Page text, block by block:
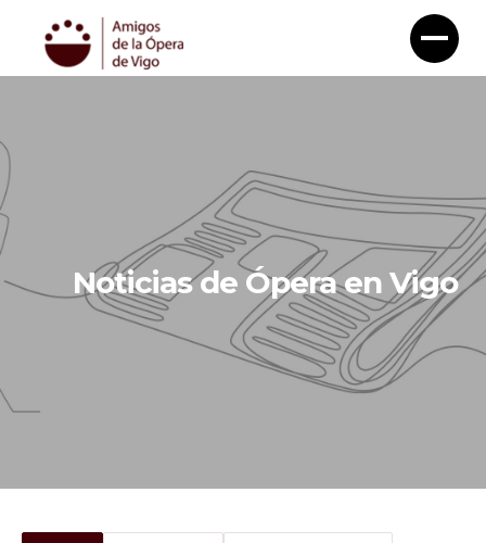
Noticias de Ópera en Vigo